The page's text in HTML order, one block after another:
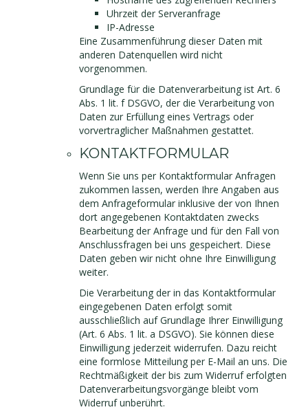
Uhrzeit der Serveranfrage
IP-Adresse
Eine Zusammenführung dieser Daten mit
anderen Datenquellen wird nicht
vorgenommen.
Grundlage für die Datenverarbeitung ist Art. 6
Abs. 1 lit. f DSGVO, der die Verarbeitung von
Daten zur Erfüllung eines Vertrags oder
vorvertraglicher Maßnahmen gestattet.
KONTAKTFORMULAR
Wenn Sie uns per Kontaktformular Anfragen
zukommen lassen, werden Ihre Angaben aus
dem Anfrageformular inklusive der von Ihnen
dort angegebenen Kontaktdaten zwecks
Bearbeitung der Anfrage und für den Fall von
Anschlussfragen bei uns gespeichert. Diese
Daten geben wir nicht ohne Ihre Einwilligung
weiter.
Die Verarbeitung der in das Kontaktformular
eingegebenen Daten erfolgt somit
ausschließlich auf Grundlage Ihrer Einwilligung
(Art. 6 Abs. 1 lit. a DSGVO). Sie können diese
Einwilligung jederzeit widerrufen. Dazu reicht
eine formlose Mitteilung per E-Mail an uns. Die
Rechtmäßigkeit der bis zum Widerruf erfolgten
Datenverarbeitungsvorgänge bleibt vom
Widerruf unberührt.